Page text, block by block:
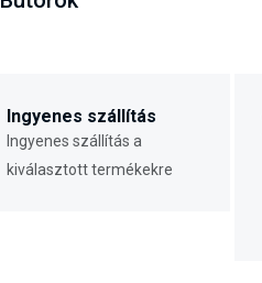
Ingyenes szállítás
Ingyenes szállítás a
kiválasztott termékekre